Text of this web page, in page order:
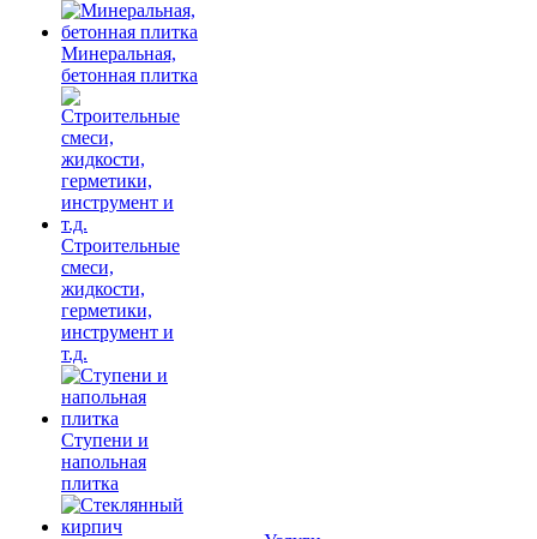
Минеральная,
бетонная плитка
Строительные
смеси,
жидкости,
герметики,
инструмент и
т.д.
Ступени и
напольная
плитка